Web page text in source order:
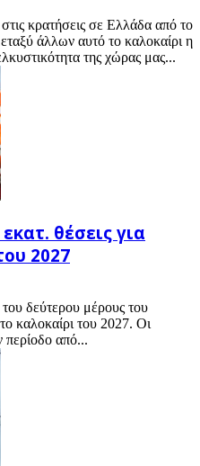
κρατήσεις σε Ελλάδα από το
άλλων αυτό το καλοκαίρι η
της χώρας μας...
θέσεις για
2027
δεύτερου μέρους του
καλοκαίρι του 2027. Οι
περίοδο από...